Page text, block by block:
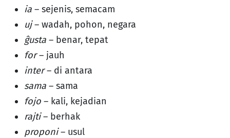
ia – sejenis, semacam
uj– wadah, pohon, negara
ĝusta – benar, tepat
for– jauh
inter– di antara
sama – sama
fojo – kali, kejadian
rajti– berhak
proponi– usul